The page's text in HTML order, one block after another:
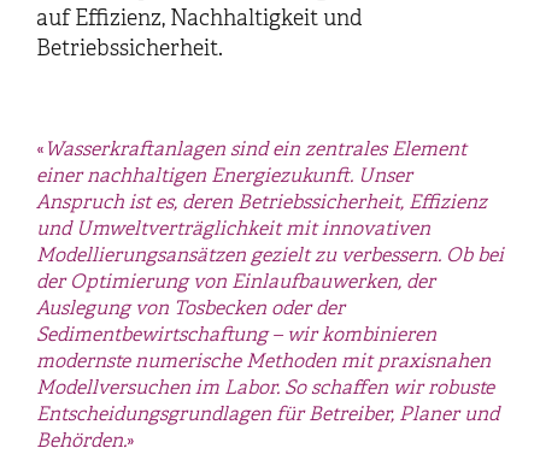
auf Effizienz, Nachhaltigkeit und
Betriebssicherheit.
« Wasserkraftanlagen sind ein zentrales Element
einer nachhaltigen Energiezukunft. Unser
Anspruch ist es, deren Betriebssicherheit, Effizienz
und Umweltverträglichkeit mit innovativen
Modellierungsansätzen gezielt zu verbessern. Ob bei
der Optimierung von Einlaufbauwerken, der
Auslegung von Tosbecken oder der
Sedimentbewirtschaftung – wir kombinieren
modernste numerische Methoden mit praxisnahen
Modellversuchen im Labor. So schaffen wir robuste
Entscheidungsgrundlagen für Betreiber, Planer und
Behörden.»